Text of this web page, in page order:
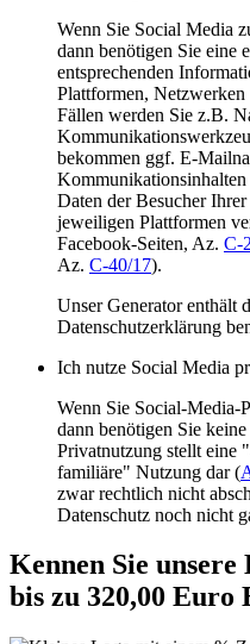
Wenn Sie Social Media
dann benötigen Sie eine
entsprechenden
Plattformen,
Fällen werden Sie z.B.
bekommen ggf. E-
Daten der Besucher
jeweiligen Plattformen
Facebook-Seiten, Az. C-
Az. C-40/17).
Unser Generator enthält
Datenschutzerklärung
Ich nutze Social Media
Wenn Sie Social-Media-
dann benötigen Sie
Privatnutzung stellt eine
familiäre" Nutzung dar (
zwar rechtlich nicht
Datenschutz noch nicht
Kennen Sie
bis zu 320,00 Euro